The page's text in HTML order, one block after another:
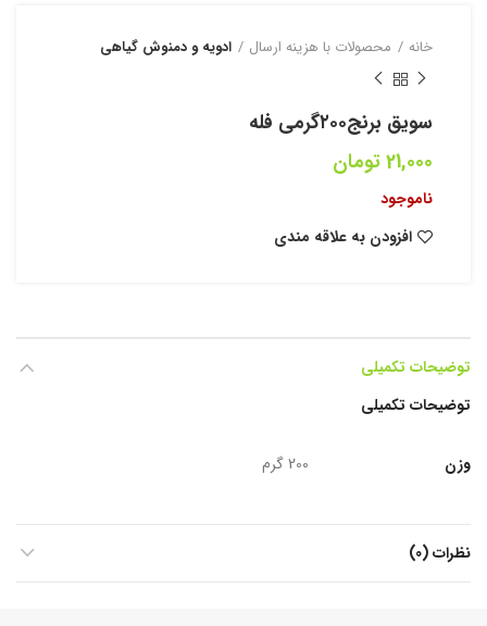
خانه محصولات با هزینه ارسال ادویه و دمنوش گیاهی
سویق برنج۲۰۰گرمی فله
21,000تومان
ناموجود
افزودن به علاقه مندی
توضیحات تکمیلی
توضیحات تکمیلی
وزن 200 گرم
نظرات (0)